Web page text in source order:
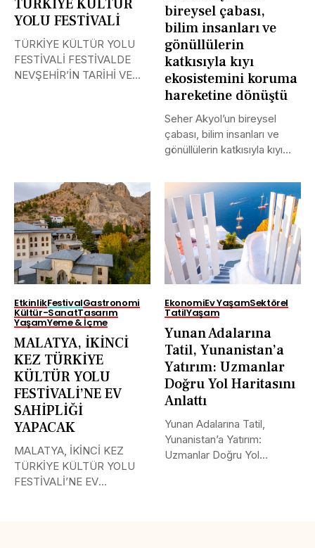
TÜRKİYE KÜLTÜR
YOLU FESTİVALİ
TÜRKİYE KÜLTÜR YOLU
FESTİVALİ FESTİVALDE
NEVŞEHİR’İN TARİHİ VE
bireysel çabası,
bilim insanları ve
gönüllülerin
katkısıyla kıyı
ekosistemini koruma
hareketine dönüştü
Seher Akyol’un bireysel
çabası, bilim insanları ve
gönüllülerin katkısıyla kıyı
EtkinlikFestivalGastronomi
Kültür-SanatTasarım
YaşamYeme & İçme
MALATYA, İKİNCİ
KEZ TÜRKİYE
KÜLTÜR YOLU
FESTİVALİ’NE EV
SAHİPLİĞİ
YAPACAK
MALATYA, İKİNCİ KEZ
TÜRKİYE KÜLTÜR YOLU
FESTİVALİ’NE EV
EkonomiEv YaşamSektörel
TatilYaşam
Yunan Adalarına
Tatil, Yunanistan’a
Yatırım: Uzmanlar
Doğru Yol Haritasını
Anlattı
Yunan Adalarına Tatil,
Yunanistan’a Yatırım:
Uzmanlar Doğru Yol